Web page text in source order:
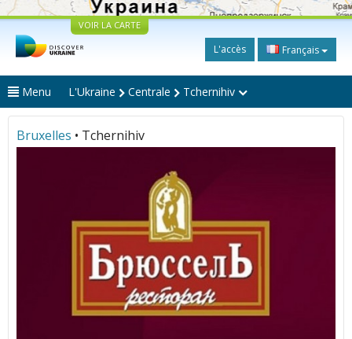
VOIR LA CARTE
L'accès Français
Menu L'Ukraine Centrale Tchernihiv
Bruxelles • Tchernihiv